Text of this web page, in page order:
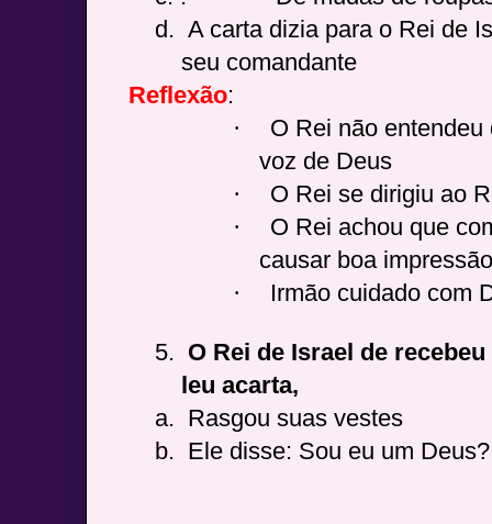
d. A carta dizia para o Rei de
seu comandante
Reflexão:
·
O Rei não
voz de Deus
·
O Rei se dirigiu ao
·
O Rei achou que
causar boa impressão
·
Irmão cuidado com
5. O Rei de Israel de
leu acarta,
a. Rasgou suas vestes
b. Ele disse: Sou eu um Deus?